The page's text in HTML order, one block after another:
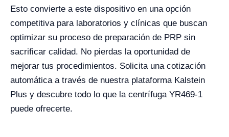
Esto convierte a este dispositivo en una opción
competitiva para laboratorios y clínicas que buscan
optimizar su proceso de preparación de PRP sin
sacrificar calidad. No pierdas la oportunidad de
mejorar tus procedimientos. Solicita una cotización
automática a través de nuestra plataforma Kalstein
Plus y descubre todo lo que la centrífuga YR469-1
puede ofrecerte.